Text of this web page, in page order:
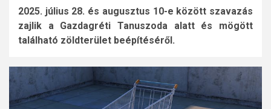
2025. július 28. és augusztus 10-e között szavazás
zajlik a Gazdagréti Tanuszoda alatt és mögött
található zöldterület beépítéséről.